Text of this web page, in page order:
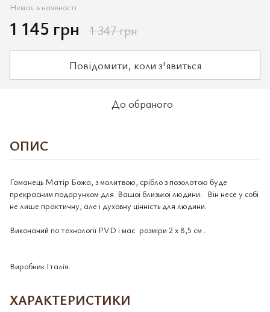
Немає в наявності
1 145 грн 1 347 грн
Повідомити, коли з'явиться
До обраного
ОПИС
Гаманець Матір Божа, з молитвою, срібло з позолотою буде
прекрасним подарунком для Вашої близької людини. Він несе у собі
не лише практичну, але і духовну цінність для людини.
Виконаний по технології PVD і має розміри 2 х 8,5 см .
Виробник Італія.
ХАРАКТЕРИСТИКИ